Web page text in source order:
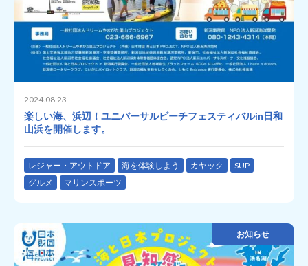
2024.08.23
楽しい海、浜辺！ユニバーサルビーチフェスティバルin日和
山浜を開催します。
レジャー・アウトドア 海を体験しよう カヤック
SUP
グルメ
マリンスポーツ
お知らせ